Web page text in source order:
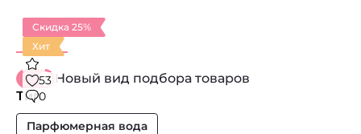
Скидка 25%
Хит
53
0
Новый вид подбора товаров
Тип
Парфюмерная вода